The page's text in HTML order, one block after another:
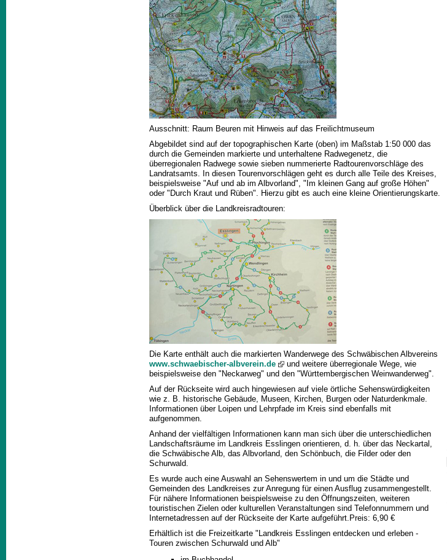
Ausschnitt: Raum Beuren mit Hinweis auf das Freilichtmuseum
Abgebildet sind auf der topographischen Karte (oben) im Maßstab 1:50 000 das
durch die Gemeinden markierte und unterhaltene Radwegenetz, die
überregionalen Radwege sowie sieben nummerierte Radtourenvorschläge des
Landratsamts. In diesen Tourenvorschlägen geht es durch alle Teile des Kreises,
beispielsweise "Auf und ab im Albvorland", "Im kleinen Gang auf große Höhen"
oder "Durch Kraut und Rüben". Hierzu gibt es auch eine kleine Orientierungskarte.
Überblick über die Landkreisradtouren:
Die Karte enthält auch die markierten Wanderwege des Schwäbischen Albvereins
www.schwaebischer-albverein.de
und weitere überregionale Wege, wie
beispielsweise den "Neckarweg" und den "Württembergischen Weinwanderweg".
Auf der Rückseite wird auch hingewiesen auf viele örtliche Sehenswürdigkeiten
wie z. B. historische Gebäude, Museen, Kirchen, Burgen oder Naturdenkmale.
Informationen über Loipen und Lehrpfade im Kreis sind ebenfalls mit
aufgenommen.
Anhand der vielfältigen Informationen kann man sich über die unterschiedlichen
Landschaftsräume im Landkreis Esslingen orientieren, d. h. über das Neckartal,
die Schwäbische Alb, das Albvorland, den Schönbuch, die Filder oder den
Schurwald.
Es wurde auch eine Auswahl an Sehenswertem in und um die Städte und
Gemeinden des Landkreises zur Anregung für einen Ausflug zusammengestellt.
Für nähere Informationen beispielsweise zu den Öffnungszeiten, weiteren
touristischen Zielen oder kulturellen Veranstaltungen sind Telefonnummern und
Internetadressen auf der Rückseite der Karte aufgeführt.Preis: 6,90 €
Erhältlich ist die Freizeitkarte "Landkreis Esslingen entdecken und erleben -
Touren zwischen Schurwald und Alb"